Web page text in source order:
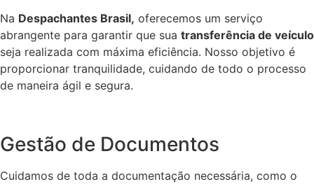
Na Despachantes Brasil, oferecemos um serviço
abrangente para garantir que sua transferência de veículo
seja realizada com máxima eficiência. Nosso objetivo é
proporcionar tranquilidade, cuidando de todo o processo
de maneira ágil e segura.
Gestão de Documentos
Cuidamos de toda a documentação necessária, como o